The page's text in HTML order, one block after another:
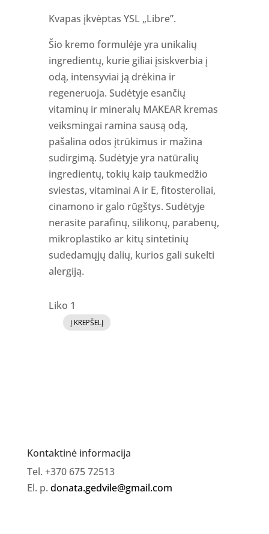
Kvapas įkvėptas YSL „Libre”.
Šio kremo formulėje yra unikalių
ingredientų, kurie giliai įsiskverbia į
odą, intensyviai ją drėkina ir
regeneruoja. Sudėtyje esančių
vitaminų ir mineralų MAKEAR kremas
veiksmingai ramina sausą odą,
pašalina odos įtrūkimus ir mažina
sudirgimą. Sudėtyje yra natūralių
ingredientų, tokių kaip taukmedžio
sviestas, vitaminai A ir E, fitosteroliai,
cinamono ir galo rūgštys. Sudėtyje
nerasite parafinų, silikonų, parabenų,
mikroplastiko ar kitų sintetinių
sudedamųjų dalių, kurios gali sukelti
alergiją.
Liko 1
produkto
Į KREPŠELĮ
Kontaktinė informacija
Tel. +370 675 72513
El. p. donata.gedvile@gmail.com